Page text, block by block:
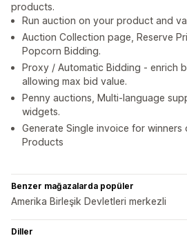
products.
Run auction on your product and
Auction Collection page, Reserve
Popcorn Bidding.
Proxy / Automatic Bidding - enrich
allowing max bid value.
Penny auctions, Multi-language
widgets.
Generate Single invoice for
Products
Benzer mağazalarda popüler
Amerika Birleşik Devletleri merkezli
Diller